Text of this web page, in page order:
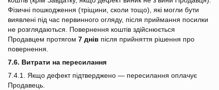
Фізичні пошкодження (тріщини, сколи тощо), які могли бути
виявлені під час первинного огляду, після приймання посилки
не розглядаються. Повернення коштів здійснюється
Продавцем протягом 7 днів після прийняття рішення про
повернення.
7.6. Витрати на пересилання
7.4.1. Якщо дефект підтверджено — пересилання оплачує
Продавець.